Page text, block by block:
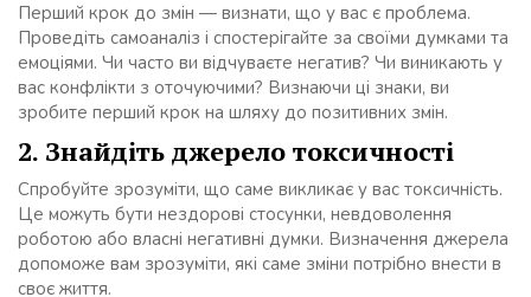
Перший крок до змін — визнати, що у вас є проблема.
Проведіть самоаналіз і спостерігайте за своїми думками та
емоціями. Чи часто ви відчуваєте негатив? Чи виникають у
вас конфлікти з оточуючими? Визнаючи ці знаки, ви
зробите перший крок на шляху до позитивних змін.
2. Знайдіть джерело токсичності
Спробуйте зрозуміти, що саме викликає у вас токсичність.
Це можуть бути нездорові стосунки, невдоволення
роботою або власні негативні думки. Визначення джерела
допоможе вам зрозуміти, які саме зміни потрібно внести в
своє життя.